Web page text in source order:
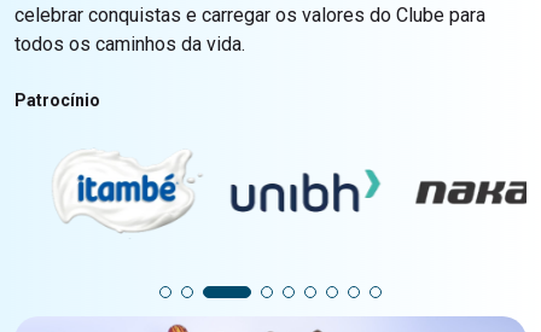
celebrar conquistas e carregar os valores do Clube para
todos os caminhos da vida.
Patrocínio